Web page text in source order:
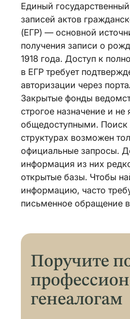
Единый
записей актов
(ЕГР) — основной
получения записи о
1918 года. Доступ к
в ЕГР требует
авторизации через
Закрытые фонды
строгое назначение и не
общедоступными. Поиск
структурах возможен
официальные запросы.
информация из них
открытые базы. Чтобы
информацию, часто
письменное обращение
Поручите
генеалогам